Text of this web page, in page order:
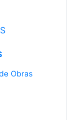
Obras